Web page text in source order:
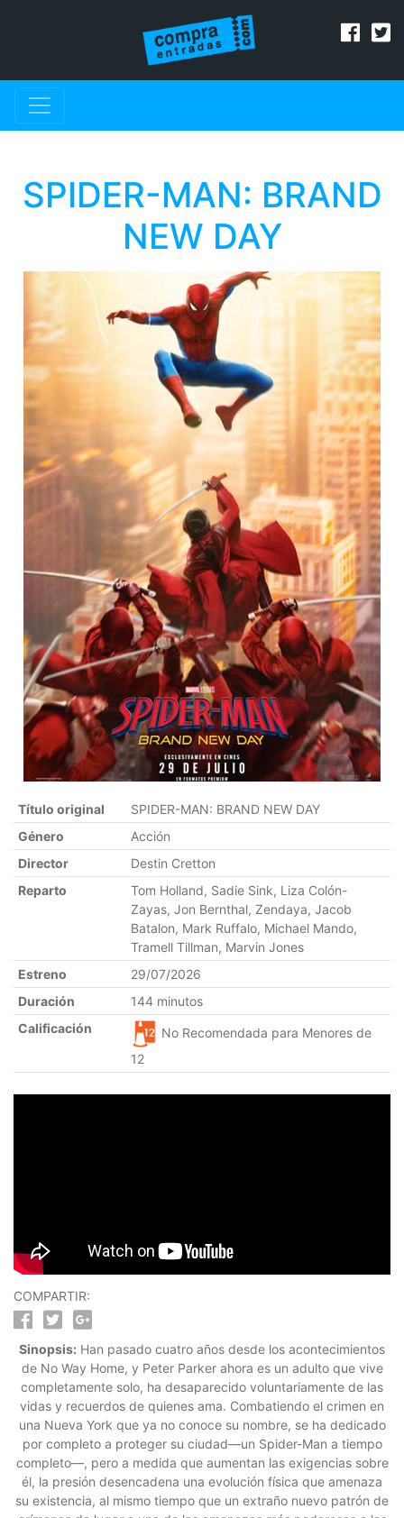
SPIDER-MAN: BRAND
NEW DAY
Título original
SPIDER-MAN: BRAND NEW DAY
Género
Acción
Director
Destin Cretton
Reparto
Tom Holland, Sadie Sink, Liza Colón-
Zayas, Jon Bernthal, Zendaya, Jacob
Batalon, Mark Ruffalo, Michael Mando,
Tramell Tillman, Marvin Jones
Estreno
29/07/2026
Duración
144 minutos
Calificación
No Recomendada para Menores de
12
COMPARTIR:
Sinopsis: Han pasado cuatro años desde los acontecimientos
de No Way Home, y Peter Parker ahora es un adulto que vive
completamente solo, ha desaparecido voluntariamente de las
vidas y recuerdos de quienes ama. Combatiendo el crimen en
una Nueva York que ya no conoce su nombre, se ha dedicado
por completo a proteger su ciudad—un Spider-Man a tiempo
completo—, pero a medida que aumentan las exigencias sobre
él, la presión desencadena una evolución física que amenaza
su existencia, al mismo tiempo que un extraño nuevo patrón de